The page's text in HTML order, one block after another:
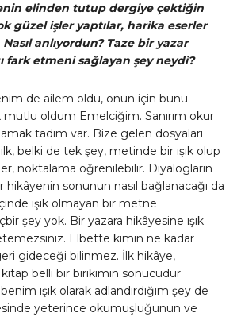
elinden tutup dergiye çektiğin
güzel işler yaptılar, harika eserler
anlıyordun? Taze bir yazar
fark etmeni sağlayan şey neydi?
de ailem oldu, onun için bunu
oldum Emelciğim. Sanırım okur
tadım var. Bize gelen dosyaları
belki de tek şey, metinde bir ışık olup
noktalama öğrenilebilir. Diyalogların
hikâyenin sonunun nasıl bağlanacağı da
ışık olmayan bir metne
şey yok. Bir yazara hikâyesine ışık
Elbette kimin ne kadar
gideceği bilinmez. İlk hikâye,
belli bir birikimin sonucudur
ışık olarak adlandırdığım şey de
yeterince okumuşluğunun ve